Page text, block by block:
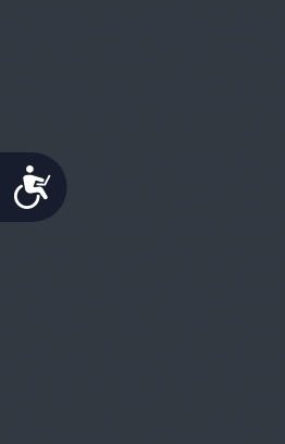
Accessibility